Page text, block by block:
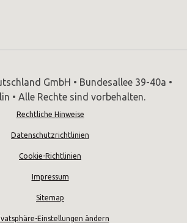
GmbH • Bundesallee 39-40a •
• Alle Rechte sind vorbehalten.
Rechtliche Hinweise
Datenschutzrichtlinien
Cookie-Richtlinien
Impressum
Sitemap
Einstellungen ändern